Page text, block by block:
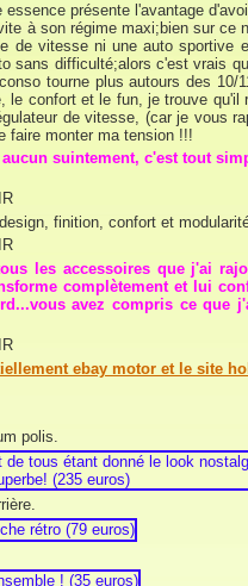
présente l'avantage
à son régime maxi;bien sur ce
de vitesse ni une auto sportive
sans difficulté;alors c'est vrais
tourne plus autours des 10/
confort et le fun, je trouve qu'il
de vitesse, (car je vous
faire monter ma tension !!!
suintement, c'est tout
finition, confort et
les accessoires que j'ai
complètement et lui
avez compris ce que
ebay motor et le site
polis.